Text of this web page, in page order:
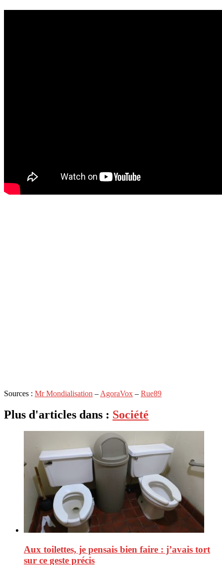
Sources : Mr Mondialisation – AgoraVox – Rue89
Plus d'articles dans : Société
Aux toilettes, je pensais bien faire : j’avais tort
sur ce geste précis